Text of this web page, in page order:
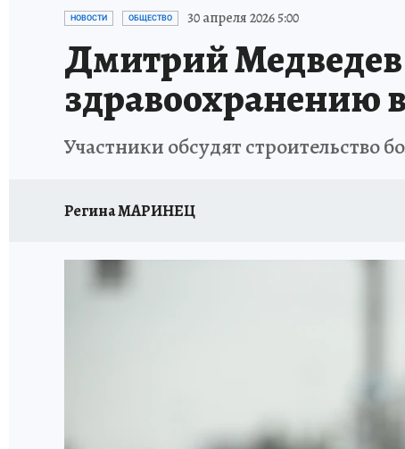
ПЕТЕРБУРГСКАЯ СТРОЙКА
НОВОСТИ ОБЩЕСТВО 30 апреля 2026 5:00
Дмитрий Медведев
здравоохранению
Участники обсудят строительство
Регина МАРИНЕЦ